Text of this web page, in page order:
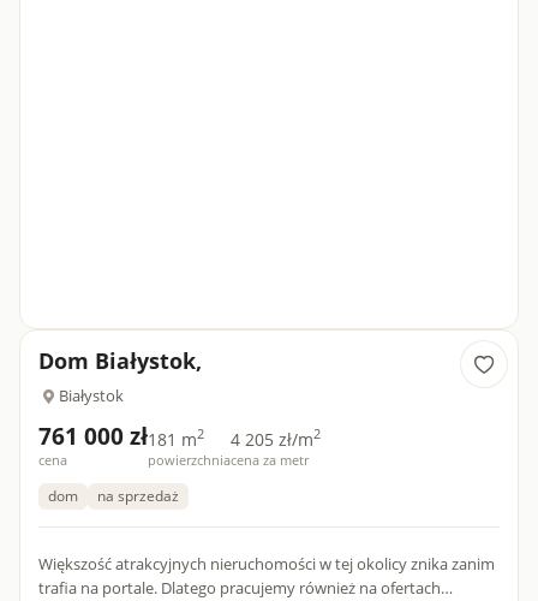
Dom Białystok,
Białystok
761 000 zł
cena
181 m2
powierzchnia
4 205 zł/m2
cena za metr
dom na sprzedaż
Większość atrakcyjnych nieruchomości w tej okolicy znika zanim
trafia na portale. Dlatego pracujemy również na ofertach